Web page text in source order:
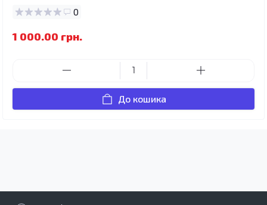
0
1 000.00 грн.
До кошика